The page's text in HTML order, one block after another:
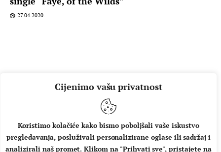
Cijenimo vašu privatnost
Koristimo kolačiće kako bismo poboljšali vaše iskustvo
pregledavanja, posluživali personalizirane oglase ili sadržaj i
analizirali naš promet. Klikom na "Prihvati sve", pristajete na
27.04.2020.
O NAMA IMPRESSUM UVJETI KORIŠTENJA